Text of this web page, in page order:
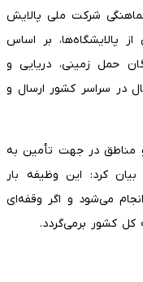
شرکت ملی پالایش
پالایشگاه‌ها، بر اساس
حمل زمینی، دریایی و
به بیش از ۷۰ انبار فعال در سراسر کشور ارسال و
مناطق در جهت تأمین به
کرد: این وظیفه بار
می‌شود و اگر وقفه‌ای
کشور برمی‌گردد.